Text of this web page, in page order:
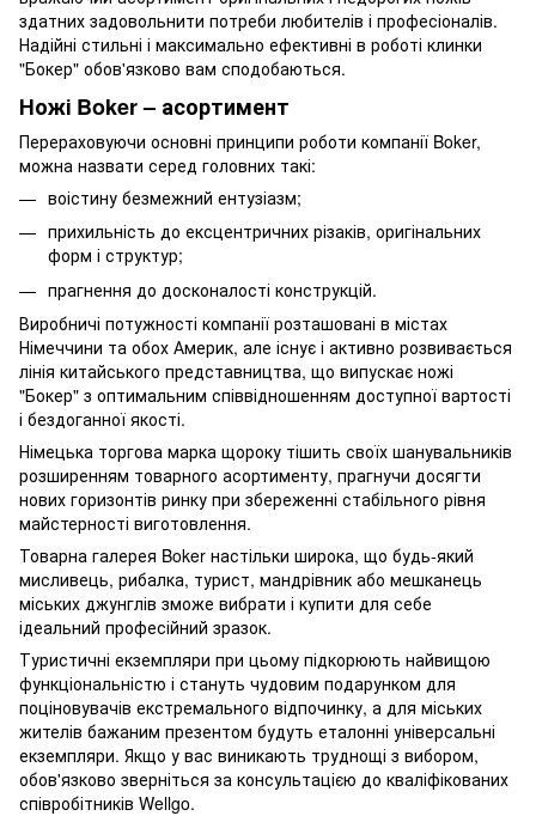
здатних задовольнити потреби любителів і професіоналів.
Надійні стильні і максимально ефективні в роботі клинки
"Бокер" обов'язково вам сподобаються.
Ножі Boker – асортимент
Перераховуючи основні принципи роботи компанії Boker,
можна назвати серед головних такі:
воістину безмежний ентузіазм;
прихильність до ексцентричних різаків, оригінальних
форм і структур;
прагнення до досконалості конструкцій.
Виробничі потужності компанії розташовані в містах
Німеччини та обох Америк, але існує і активно розвивається
лінія китайського представництва, що випускає ножі
"Бокер" з оптимальним співвідношенням доступної вартості
і бездоганної якості.
Німецька торгова марка щороку тішить своїх шанувальників
розширенням товарного асортименту, прагнучи досягти
нових горизонтів ринку при збереженні стабільного рівня
майстерності виготовлення.
Товарна галерея Boker настільки широка, що будь-який
мисливець, рибалка, турист, мандрівник або мешканець
міських джунглів зможе вибрати і купити для себе
ідеальний професійний зразок.
Туристичні екземпляри при цьому підкорюють найвищою
функціональністю і стануть чудовим подарунком для
поціновувачів екстремального відпочинку, а для міських
жителів бажаним презентом будуть еталонні універсальні
екземпляри. Якщо у вас виникають труднощі з вибором,
обов'язково зверніться за консультацією до кваліфікованих
співробітників Wellgo.